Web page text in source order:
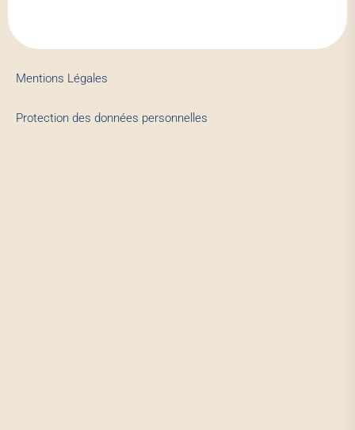
Mentions Légales
Protection des données personnelles